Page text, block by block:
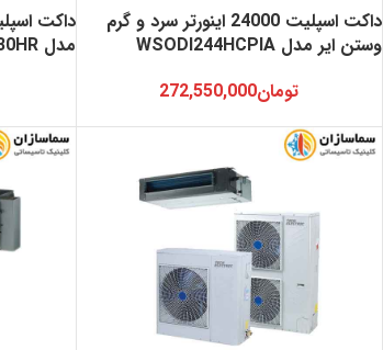
داکت اسپلیت 24000 اینورتر سرد و گرم
وستن ایر مدل WSODI244HCPIA
تومان272,550,000
مدل FL-DMI-30HR